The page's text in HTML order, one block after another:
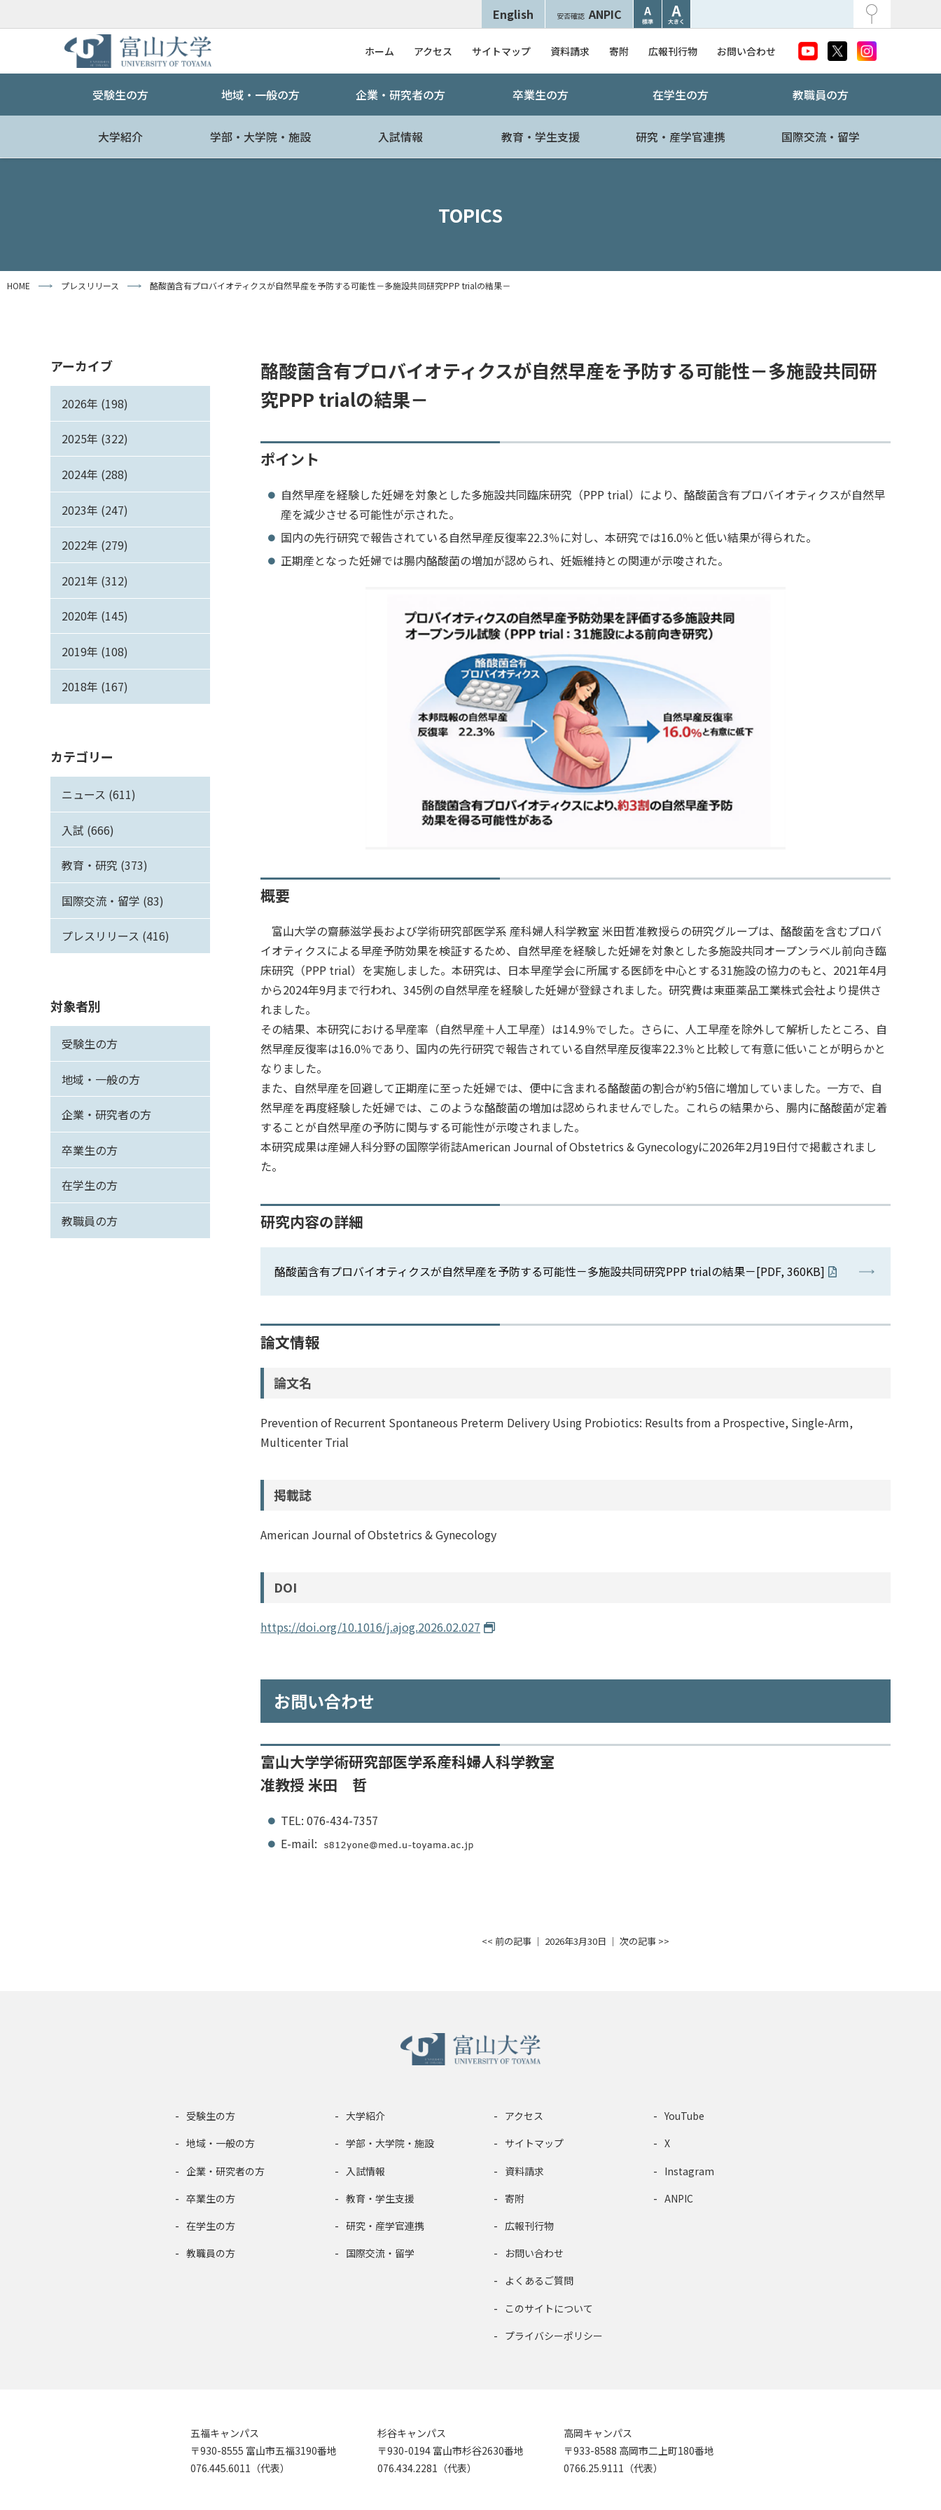
English 安否確認 ANPIC
ホーム アクセス サイトマップ 資料請求 寄附 広報刊行物 お問い合わせ
受験生の方 地域・一般の方 企業・研究者の方 卒業生の方 在学生の方 教職員の方
大学紹介 学部・大学院・施設 入試情報 教育・学生支援 研究・産学官連携 国際交流・留学
TOPICS
HOME プレスリリース 酪酸菌含有プロバイオティクスが自然早産を予防する可能性－多施設共同研究PPP trialの結果－
アーカイブ
2026年 (198)
2025年 (322)
2024年 (288)
2023年 (247)
2022年 (279)
2021年 (312)
2020年 (145)
2019年 (108)
2018年 (167)
カテゴリー
ニュース (611)
入試 (666)
教育・研究 (373)
国際交流・留学 (83)
プレスリリース (416)
対象者別
受験生の方
地域・一般の方
企業・研究者の方
卒業生の方
在学生の方
教職員の方
酪酸菌含有プロバイオティクスが自然早産を予防する可能性－多施設共同研
究PPP trialの結果－
ポイント
自然早産を経験した妊婦を対象とした多施設共同臨床研究（PPP trial）により、酪酸菌含有プロバイオティクスが自然早
産を減少させる可能性が示された。
国内の先行研究で報告されている自然早産反復率22.3％に対し、本研究では16.0％と低い結果が得られた。
正期産となった妊婦では腸内酪酸菌の増加が認められ、妊娠維持との関連が示唆された。
概要
富山大学の齋藤滋学長および学術研究部医学系 産科婦人科学教室 米田哲准教授らの研究グループは、酪酸菌を含むプロバ
イオティクスによる早産予防効果を検証するため、自然早産を経験した妊婦を対象とした多施設共同オープンラベル前向き臨
床研究（PPP trial）を実施しました。本研究は、日本早産学会に所属する医師を中心とする31施設の協力のもと、2021年4月
から2024年9月まで行われ、345例の自然早産を経験した妊婦が登録されました。研究費は東亜薬品工業株式会社より提供さ
れました。
その結果、本研究における早産率（自然早産＋人工早産）は14.9％でした。さらに、人工早産を除外して解析したところ、自
然早産反復率は16.0％であり、国内の先行研究で報告されている自然早産反復率22.3％と比較して有意に低いことが明らかと
なりました。
また、自然早産を回避して正期産に至った妊婦では、便中に含まれる酪酸菌の割合が約5倍に増加していました。一方で、自
然早産を再度経験した妊婦では、このような酪酸菌の増加は認められませんでした。これらの結果から、腸内に酪酸菌が定着
することが自然早産の予防に関与する可能性が示唆されました。
本研究成果は産婦人科分野の国際学術誌American Journal of Obstetrics & Gynecologyに2026年2月19日付で掲載されまし
た。
研究内容の詳細
酪酸菌含有プロバイオティクスが自然早産を予防する可能性－多施設共同研究PPP trialの結果－[PDF, 360KB]
論文情報
論文名
Prevention of Recurrent Spontaneous Preterm Delivery Using Probiotics: Results from a Prospective, Single-Arm,
Multicenter Trial
掲載誌
American Journal of Obstetrics & Gynecology
DOI
https://doi.org/10.1016/j.ajog.2026.02.027
お問い合わせ
富山大学学術研究部医学系産科婦人科学教室
准教授 米田 哲
TEL: 076-434-7357
E-mail:
<< 前の記事 │ 2026年3月30日 │ 次の記事 >>
受験生の方
地域・一般の方
企業・研究者の方
卒業生の方
在学生の方
教職員の方
大学紹介
学部・大学院・施設
入試情報
教育・学生支援
研究・産学官連携
国際交流・留学
アクセス
サイトマップ
資料請求
寄附
広報刊行物
お問い合わせ
よくあるご質問
このサイトについて
プライバシーポリシー
YouTube
X
Instagram
ANPIC
五福キャンパス
〒930-8555 富山市五福3190番地
076.445.6011（代表）
杉谷キャンパス
〒930-0194 富山市杉谷2630番地
076.434.2281（代表）
高岡キャンパス
〒933-8588 高岡市二上町180番地
0766.25.9111（代表）